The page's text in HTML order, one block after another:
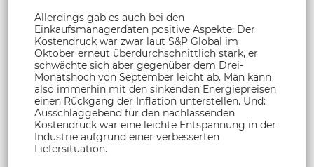
Allerdings gab es auch bei den
Einkaufsmanagerdaten positive Aspekte: Der
Kostendruck war zwar laut S&P Global im
Oktober erneut überdurchschnittlich stark, er
schwächte sich aber gegenüber dem Drei-
Monatshoch von September leicht ab. Man kann
also immerhin mit den sinkenden Energiepreisen
einen Rückgang der Inflation unterstellen. Und:
Ausschlaggebend für den nachlassenden
Kostendruck war eine leichte Entspannung in der
Industrie aufgrund einer verbesserten
Liefersituation.